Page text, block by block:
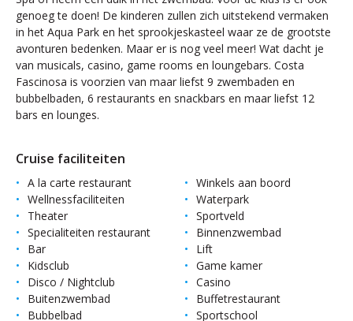
genoeg te doen! De kinderen zullen zich uitstekend vermaken
in het Aqua Park en het sprookjeskasteel waar ze de grootste
avonturen bedenken. Maar er is nog veel meer! Wat dacht je
van musicals, casino, game rooms en loungebars. Costa
Fascinosa is voorzien van maar liefst 9 zwembaden en
bubbelbaden, 6 restaurants en snackbars en maar liefst 12
bars en lounges.
Cruise faciliteiten
A la carte restaurant
Winkels aan boord
Wellnessfaciliteiten
Waterpark
Theater
Sportveld
Specialiteiten restaurant
Binnenzwembad
Bar
Lift
Kidsclub
Game kamer
Disco / Nightclub
Casino
Buitenzwembad
Buffetrestaurant
Bubbelbad
Sportschool